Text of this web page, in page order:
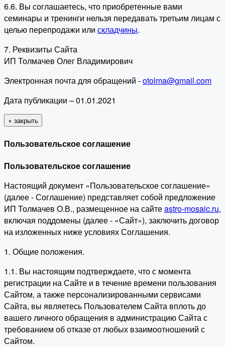
6.6. Вы соглашаетесь, что приобретенные вами
семинары и тренинги нельзя передавать третьим лицам с
целью перепродажи или складчины.
7. Реквизиты Сайта
ИП Толмачев Олег Владимирович
Электронная почта для обращений -otolma@gmail.com
Дата публикации – 01.01.2021
× закрыть
Пользовательское соглашение
Пользовательское соглашение
Настоящий документ «Пользовательское соглашение»
(далее - Соглашение) представляет собой предложение
ИП Толмачев О.В., размещенное на сайтеastro-mosaic.ru,
включая поддомены (далее - «Сайт»), заключить договор
на изложенных ниже условиях Соглашения.
1. Общие положения.
1.1. Вы настоящим подтверждаете, что с момента
регистрации на Сайте и в течение времени пользования
Сайтом, а также персонализированными сервисами
Сайта, вы являетесь Пользователем Сайта вплоть до
вашего личного обращения в администрацию Сайта с
требованием об отказе от любых взаимоотношений с
Сайтом.